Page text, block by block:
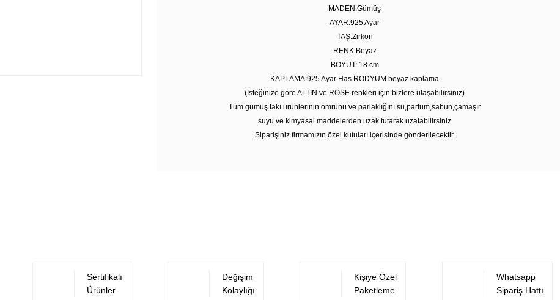
MADEN:Gümüş
AYAR:925 Ayar
TAŞ:Zirkon
RENK:Beyaz
BOYUT: 18 cm
KAPLAMA:925 Ayar Has RODYUM beyaz kaplama
(İsteğinize göre ALTIN ve ROSE renkleri için bizlere ulaşabilirsiniz)
Tüm gümüş takı ürünlerinin ömrünü ve parlaklığını su,parfüm,sabun,çamaşır
suyu ve kimyasal maddelerden uzak tutarak uzatabilirsiniz
Siparişiniz firmamızın özel kutuları içerisinde gönderilecektir.
Sertifikalı
Ürünler
Değişim
Kolaylığı
Kişiye Özel
Paketleme
Whatsapp
Sipariş Hattı